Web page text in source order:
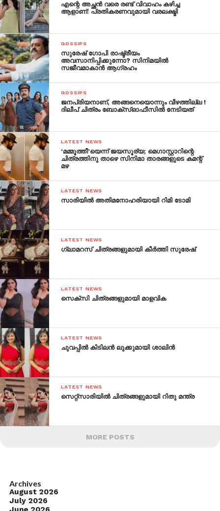
എന്റെ അച്ഛന്‍ വരെ രണ്ട് വിവാഹം കഴിച്ച
ആളാണ്: പ്രതികരണവുമായി വരലക്ഷ്മി
GOSSIPS
സുരേഷ് ഗോപി രാഷ്ട്രീയം
അവസാനിപ്പിക്കുന്നോ? സിനിമയില്‍
സജീവമാകാന്‍ ആഗ്രഹം
GOSSIPS
ജനപ്രിയനാണ്, അങ്ങനെയൊന്നും വീഴത്തില്ല !
ദിലീപ് ചിത്രം ബോക്‌സ്ഓഫീസില്‍ നേടിയത്
LATEST NEWS
‘മമ്മൂത്തീ’യെന്ന് ജയസൂര്യ; മെഗാസ്റ്റാറിന്റെ
ചിത്രത്തിനു താഴെ സിനിമാ താരങ്ങളുടെ കമന്റ്
മഴ
LATEST NEWS
സാരിയില്‍ അതിമനോഹരിയായി റിമി ടോമി
LATEST NEWS
ഗ്ലാമറസ് ചിത്രങ്ങളുമായി കീര്‍ത്തി സുരേഷ്
LATEST NEWS
സെക്‌സി ചിത്രങ്ങളുമായി മാളവിക
LATEST NEWS
ചുവപ്പില്‍ കിടിലന്‍ ലുക്കുമായി ശാലിന്‍
LATEST NEWS
സെറ്റ്‌സാരിയില്‍ ചിത്രങ്ങളുമായി റിതു മന്ത്ര
MORE POSTS
Archives
August 2026
July 2026